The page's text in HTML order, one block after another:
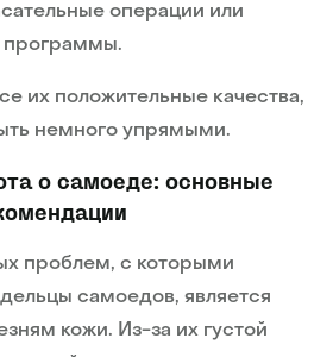
операции или
программы.
их положительные качества,
немного упрямыми.
о самоеде: основные
проблем, с которыми
самоедов, является
кожи. Из-за их густой